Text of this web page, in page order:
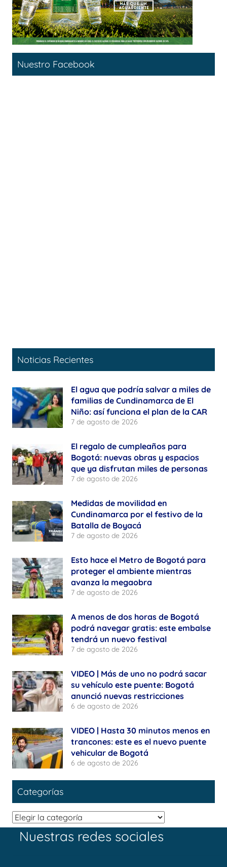
Nuestro Facebook
Noticias Recientes
El agua que podría salvar a miles de
familias de Cundinamarca de El
Niño: así funciona el plan de la CAR
7 de agosto de 2026
El regalo de cumpleaños para
Bogotá: nuevas obras y espacios
que ya disfrutan miles de personas
7 de agosto de 2026
Medidas de movilidad en
Cundinamarca por el festivo de la
Batalla de Boyacá
7 de agosto de 2026
Esto hace el Metro de Bogotá para
proteger el ambiente mientras
avanza la megaobra
7 de agosto de 2026
A menos de dos horas de Bogotá
podrá navegar gratis: este embalse
tendrá un nuevo festival
7 de agosto de 2026
VIDEO | Más de uno no podrá sacar
su vehículo este puente: Bogotá
anunció nuevas restricciones
6 de agosto de 2026
VIDEO | Hasta 30 minutos menos en
trancones: este es el nuevo puente
vehicular de Bogotá
6 de agosto de 2026
Categorías
Categorías
Nuestras redes sociales